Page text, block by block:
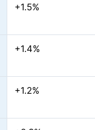
+1.5%
+1.4%
+1.2%